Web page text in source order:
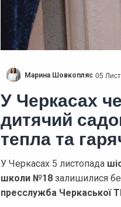
Марина Шовкопляс 05
У Черкасах
дитячий
тепла та
У Черкасах 5 листопада
школи №18 залишилися
пресслужба Черкаської